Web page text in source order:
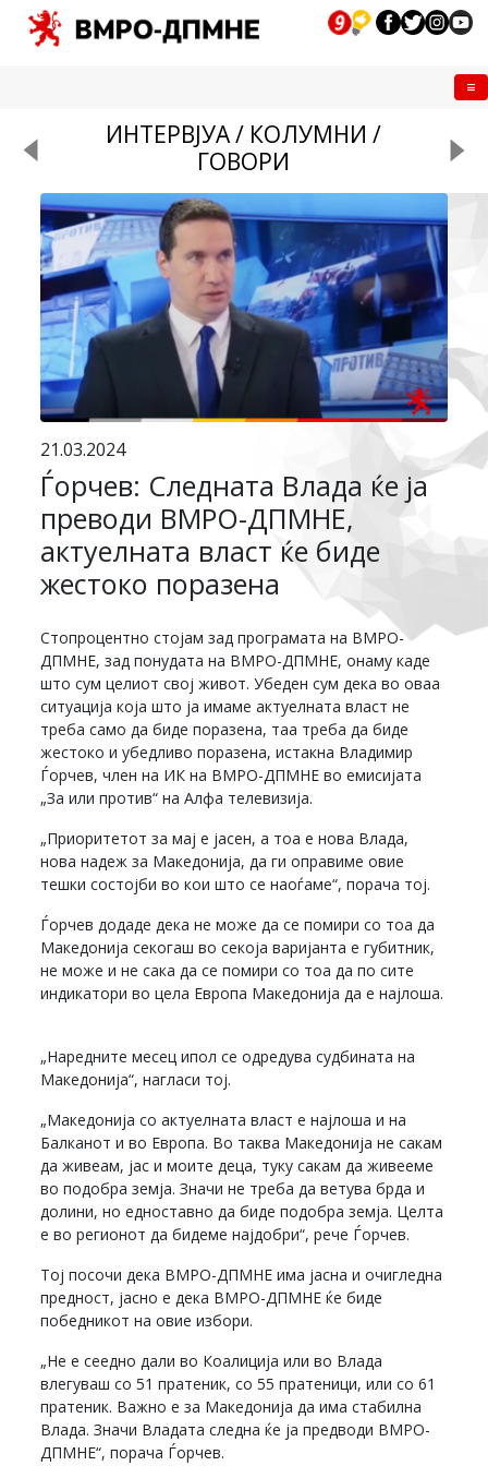
ИНТЕРВЈУА / КОЛУМНИ /
ГОВОРИ
21.03.2024
Ѓорчев: Следната Влада ќе ја
преводи ВМРО-ДПМНЕ,
актуелната власт ќе биде
жестоко поразена
Стопроцентно стојам зад програмата на ВМРО-
ДПМНЕ, зад понудата на ВМРО-ДПМНЕ, онаму каде
што сум целиот свој живот. Убеден сум дека во оваа
ситуација која што ја имаме актуелната власт не
треба само да биде поразена, таа треба да биде
жестоко и убедливо поразена, истакна Владимир
Ѓорчев, член на ИК на ВМРО-ДПМНЕ во емисијата
„За или против“ на Алфа телевизија.
„Приоритетот за мај е јасен, а тоа е нова Влада,
нова надеж за Македонија, да ги оправиме овие
тешки состојби во кои што се наоѓаме“, порача тој.
Ѓорчев додаде дека не може да се помири со тоа да
Македонија секогаш во секоја варијанта е губитник,
не може и не сака да се помири со тоа да по сите
индикатори во цела Европа Македонија да е најлоша.
„Наредните месец ипол се одредува судбината на
Македонија“, нагласи тој.
„Македонија со актуелната власт е најлоша и на
Балканот и во Европа. Во таква Македонија не сакам
да живеам, јас и моите деца, туку сакам да живееме
во подобра земја. Значи не треба да ветува брда и
долини, но едноставно да биде подобра земја. Целта
е во регионот да бидеме најдобри“, рече Ѓорчев.
Тој посочи дека ВМРО-ДПМНЕ има јасна и очигледна
предност, јасно е дека ВМРО-ДПМНЕ ќе биде
победникот на овие избори.
„Не е сеедно дали во Коалиција или во Влада
влегуваш со 51 пратеник, со 55 пратеници, или со 61
пратеник. Важно е за Македонија да има стабилна
Влада. Значи Владата следна ќе ја предводи ВМРО-
ДПМНЕ“, порача Ѓорчев.